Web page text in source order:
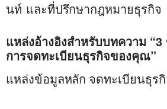
นท์ และที่ปรึกษากฎหมายธุรกิจ
แหล่งอ้างอิงสำหรับบทความ
การจดทะเบียนธุรกิจของคุณ”
แหล่งข้อมูลหลัก จดทะเบียนธุร